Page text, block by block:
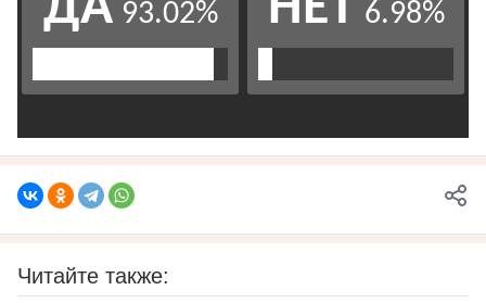
Читайте также: